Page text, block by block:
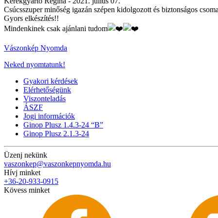
Csúcsszuper minőség igazán szépen kidolgozott és biztonságos
Gyors elkészítés!!
Mindenkinek csak ajánlani tudom
Vászonkép Nyomda
Neked nyomtatunk!
Gyakori kérdések
Elérhetőségünk
Viszonteladás
ÁSZF
Jogi információk
Ginop Plusz 1.4.3-24 “B”
Ginop Plusz 2.1.3-24
Üzenj nekünk
vaszonkep@vaszonkepnyomda.hu
Hívj minket
+36-20-933-0915
Kövess minket